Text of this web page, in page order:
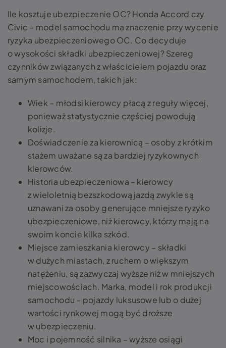
Ile kosztuje ubezpieczenie OC? Honda Accord czy
Civic – model samochodu ma znaczenie przy wycenie
ryzyka ubezpieczeniowego OC. Co decyduje
o wysokości składki ubezpieczeniowej? Szereg
czynników związanych z właścicielem pojazdu oraz
samym samochodem, takich jak:
Wiek – młodsi kierowcy płacą z reguły więcej,
ponieważ statystycznie częściej powodują
kolizje.
Doświadczenie za kierownicą – osoby z krótkim
stażem uważane są za bardziej ryzykownych
kierowców.
Historia ubezpieczeniowa – kierowcy
z wieloletnią bezszkodową jazdą zwykle są
uznawani za osoby generujące mniejsze ryzyko
ubezpieczeniowe, niż kierowcy, którzy mają na
swoim koncie kilka szkód.
Miejsce zamieszkania kierowcy – składki
w dużych miastach, z ruchem o większym
natężeniu, są zazwyczaj wyższe niż w mniejszych
miejscowościach. Marka, model i rok produkcji
samochodu – pojazdy luksusowe lub o dużej
wartości rynkowej mogą być droższe
w ubezpieczeniu.
Moc i pojemność silnika – wyższe osiągi